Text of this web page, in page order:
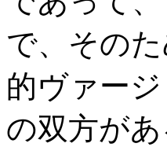
で、その
的ヴァー
の双方が